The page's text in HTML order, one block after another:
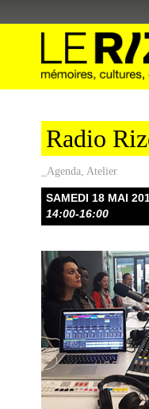
Radio
_Agenda, Atelier
SAMEDI 18 MAI
14:00-16:00